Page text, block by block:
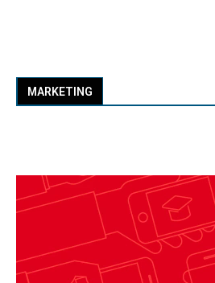
MARKETING